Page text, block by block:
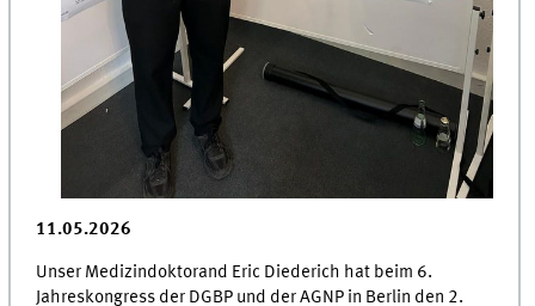
11.05.2026
Unser Medizindoktorand Eric Diederich hat beim 6.
Jahreskongress der DGBP und der AGNP in Berlin den 2.